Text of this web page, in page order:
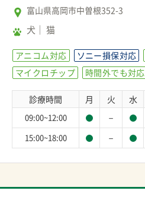
富山県高岡市中曽根352-3
犬 猫
アニコム対応 ソニー損保対応
マイクロチップ
時間外でも対応
診療時間 月 火 水
09:00~12:00 －
15:00~18:00 －